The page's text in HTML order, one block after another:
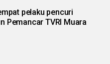
pelaku pencuri
Pemancar TVRI Muara